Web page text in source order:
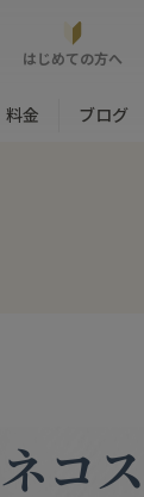
はじめての方へ
料金 ブログ